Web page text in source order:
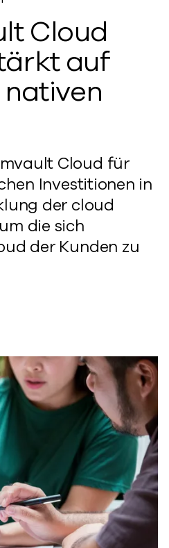
Cloud
auf
Cloud für
Investitionen in
der cloud
die sich
der Kunden zu